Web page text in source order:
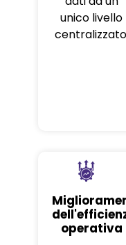
unico livello
operativa